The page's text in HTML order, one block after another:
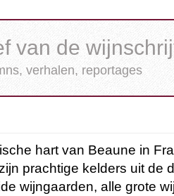
van de
verhalen, reportages
hart van Beaune in
prachtige kelders uit de
wijngaarden, alle grote